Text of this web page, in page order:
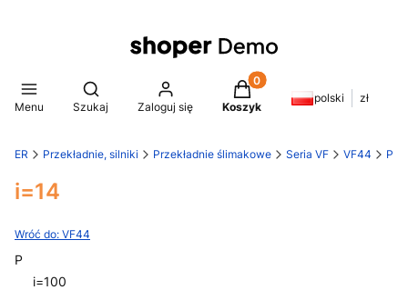
Menu
Otwórz wyszukiwarkę
Szukaj Zaloguj się
Produkty w koszyku: 0.
Koszyk
polski zł
Przekładnie, silniki Przekładnie ślimakowe Seria VF VF44 P
i=14
Wróć do: VF44
P
i=100